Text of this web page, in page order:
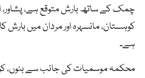
چمک کے ساتھ بارش متوقع ہے، پشاور،
کوہستان، مانسہرہ اور مردان میں بارش
ہے۔
محکمہ موسمیات کی جانب سے بنوں،